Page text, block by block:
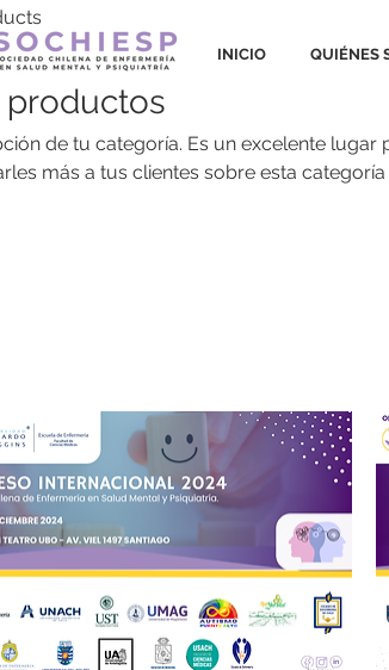
INICIO QUIÉNES
productos
de tu categoría. Es un excelente lugar
más a tus clientes sobre esta